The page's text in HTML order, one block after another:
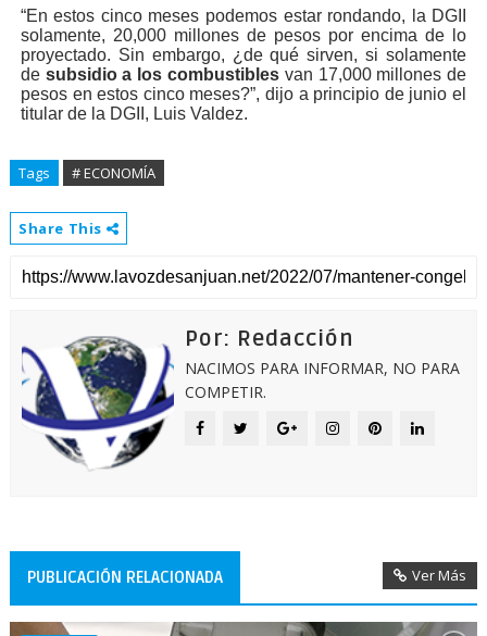
“En estos cinco meses podemos estar rondando, la DGII
solamente, 20,000 millones de pesos por encima de lo
proyectado. Sin embargo, ¿de qué sirven, si solamente
de subsidio a los combustibles van 17,000 millones de
pesos en estos cinco meses?”, dijo a principio de junio el
titular de la DGII, Luis Valdez.
Tags # ECONOMÍA
Share This
Por: Redacción
NACIMOS PARA INFORMAR, NO PARA
COMPETIR.
PUBLICACIÓN RELACIONADA Ver Más